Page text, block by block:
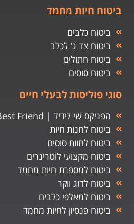
ביטוח חיות מחמד
ביטוח כלבים
ביטוח צד ג' לכלב
ביטוח חתולים
ביטוח סוסים
סוגי פוליסות לבעלי חיים
הפניקס שי לידיד | Best Friend
ביטוח לחנות חיות
ביטוח לחוות סוסים
ביטוח מקצועי לוטרינרים
ביטוח למספרת חיות מחמד
ביטוח לדוג ווקר
ביטוח למאלפי כלבים
ביטוח פנסיון לחיות מחמד